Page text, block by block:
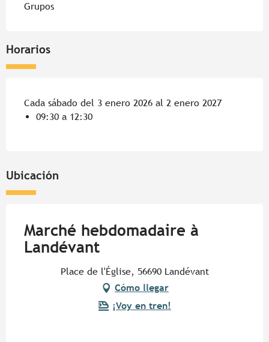
Grupos
Horarios
Cada sábado del 3 enero 2026 al 2 enero 2027
09:30 a 12:30
Ubicación
Marché hebdomadaire à
Landévant
Place de l'Église, 56690 Landévant
Cómo llegar
¡Voy en tren!